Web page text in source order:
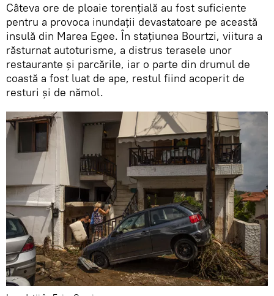
Câteva ore de ploaie torențială au fost suficiente
pentru a provoca inundații devastatoare pe această
insulă din Marea Egee. În stațiunea Bourtzi, viitura a
răsturnat autoturisme, a distrus terasele unor
restaurante și parcările, iar o parte din drumul de
coastă a fost luat de ape, restul fiind acoperit de
resturi și de nămol.